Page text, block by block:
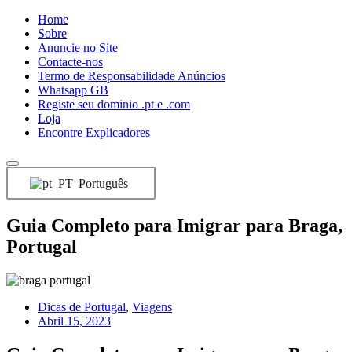
Home
Sobre
Anuncie no Site
Contacte-nos
Termo de Responsabilidade Anúncios
Whatsapp GB
Registe seu dominio .pt e .com
Loja
Encontre Explicadores
Português
Guia Completo para Imigrar para Braga,
Portugal
Dicas de Portugal, Viagens
Abril 15, 2023